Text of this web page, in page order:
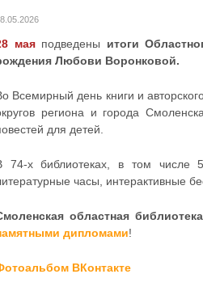
маяподведены итоги
Любови Воронковой.
Всемирный день книги и
региона и города
для детей.
74-х библиотеках, в том числе
часы, интерактивные
областная
дипломами!
ВКонтакте